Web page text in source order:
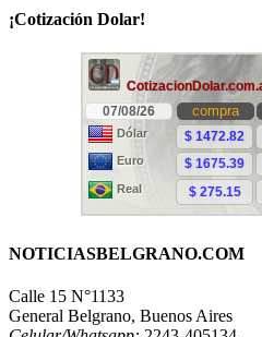
¡Cotización Dolar!
NOTICIASBELGRANO.COM
Calle 15 N°1133
General Belgrano, Buenos Aires